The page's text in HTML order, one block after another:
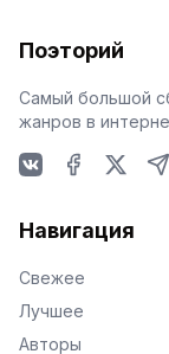
Поэторий
Самый большой
жанров в
Навигация
Свежее
Лучшее
Авторы